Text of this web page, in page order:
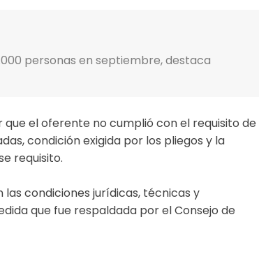
personas en septiembre, destaca
el oferente no cumplió con el requisito de
condición exigida por los pliegos y la
requisito.
condiciones jurídicas, técnicas y
que fue respaldada por el Consejo de